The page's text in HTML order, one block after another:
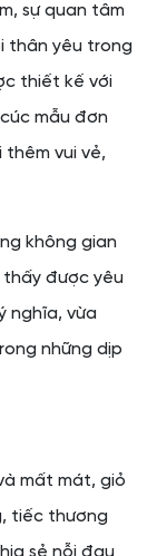
sự quan tâm
thân yêu trong
thiết kế với
mẫu đơn
thêm vui vẻ,
không gian
thấy được yêu
nghĩa, vừa
những dịp
mất mát, giỏ
tiếc thương
sẻ nỗi đau